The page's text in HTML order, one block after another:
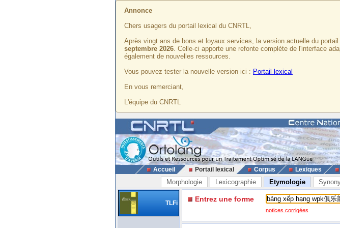
Annonce
Chers usagers du portail lexical du CNRTL,
Après vingt ans de bons et loyaux services, la version actuelle du
septembre 2026. Celle-ci apporte une refonte complète de l'interface
également de nouvelles ressources.
Vous pouvez tester la nouvelle version ici : Portail lexical
En vous remerciant,
L'équipe du CNRTL
Accueil Portail lexical Corpus Lexiques
Morphologie Lexicographie Etymologie
TLFi Entrez une forme
notices corrigées